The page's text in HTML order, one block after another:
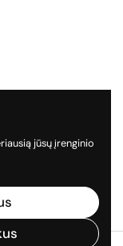
jūsų įrenginio